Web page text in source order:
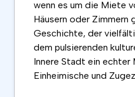
wenn es um die Miete
Häusern oder Zimmern
Geschichte, der
dem pulsierenden
Innere Stadt ein echter
Einheimische und